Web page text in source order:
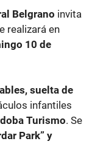
Belgrano invita
realizará en
10 de
suelta de
infantiles
Turismo. Se
Park” y